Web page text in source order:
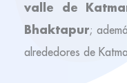
valle de
Bhaktapur;
alrededores de